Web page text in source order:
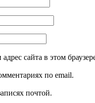
сайта в этом
по email.
почтой.